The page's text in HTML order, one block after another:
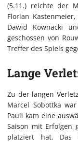
(5.11.) reichte der
Florian
Dawid Kownacki
geschossen von
Treffer des Spiels
Lange
Zu der langen
Marcel Sobottka
Pauli kam eine
Saison mit Erfolgen
platziert hat. Das